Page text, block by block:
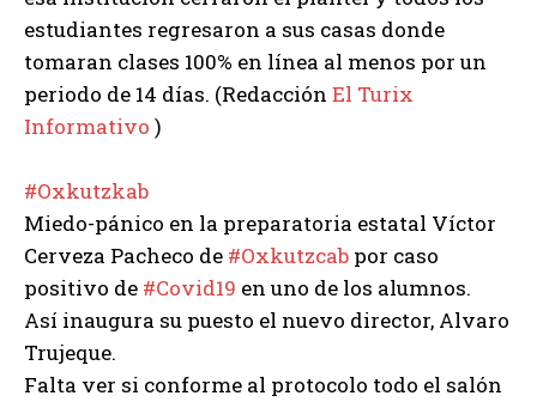
estudiantes regresaron a sus casas donde
tomaran clases 100% en línea al menos por un
periodo de 14 días. (Redacción El Turix
Informativo )
#Oxkutzkab
Miedo-pánico en la preparatoria estatal Víctor
Cerveza Pacheco de #Oxkutzcab por caso
positivo de #Covid19 en uno de los alumnos.
Así inaugura su puesto el nuevo director, Alvaro
Trujeque.
Falta ver si conforme al protocolo todo el salón